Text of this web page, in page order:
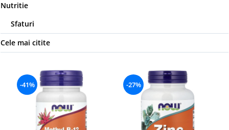
Nutritie
Sfaturi
Cele mai citite
-41% -27%